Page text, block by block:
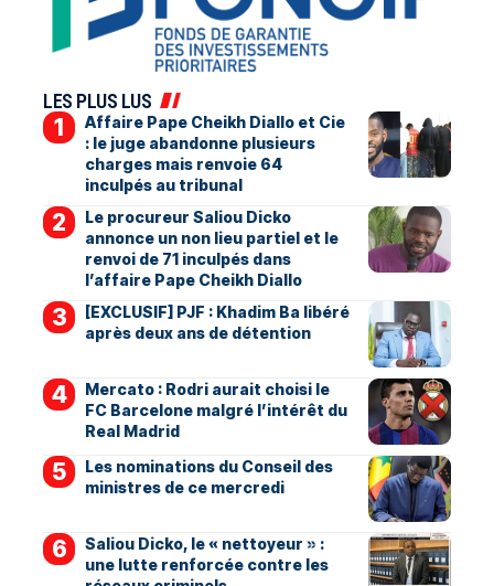
LES PLUS LUS
Affaire Pape Cheikh Diallo et Cie
: le juge abandonne plusieurs
charges mais renvoie 64
inculpés au tribunal
Le procureur Saliou Dicko
annonce un non lieu partiel et le
renvoi de 71 inculpés dans
l’affaire Pape Cheikh Diallo
[EXCLUSIF] PJF : Khadim Ba libéré
après deux ans de détention
Mercato : Rodri aurait choisi le
FC Barcelone malgré l’intérêt du
Real Madrid
Les nominations du Conseil des
ministres de ce mercredi
Saliou Dicko, le « nettoyeur » :
une lutte renforcée contre les